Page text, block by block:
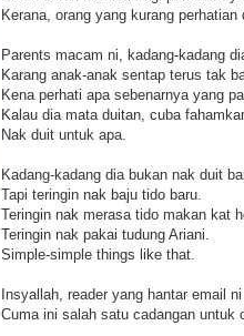
Kerana, orang yang kurang
Parents macam ni, kadang-kadang
Karang anak-anak sentap terus tak
Kena perhati apa sebenarnya yang
Kalau dia mata duitan, cuba
Nak duit untuk apa.
Kadang-kadang dia bukan nak duit
Tapi teringin nak baju tido baru.
Teringin nak merasa tido makan kat
Teringin nak pakai tudung Ariani.
Simple-simple things like that.
Insyallah, reader yang hantar email
Cuma ini salah satu cadangan untuk